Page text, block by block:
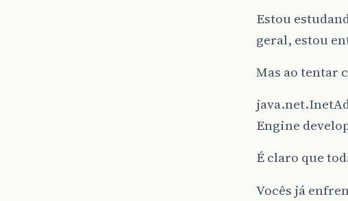
Estou
geral, estou
Mas ao tentar
Engine
É claro que
Vocês já